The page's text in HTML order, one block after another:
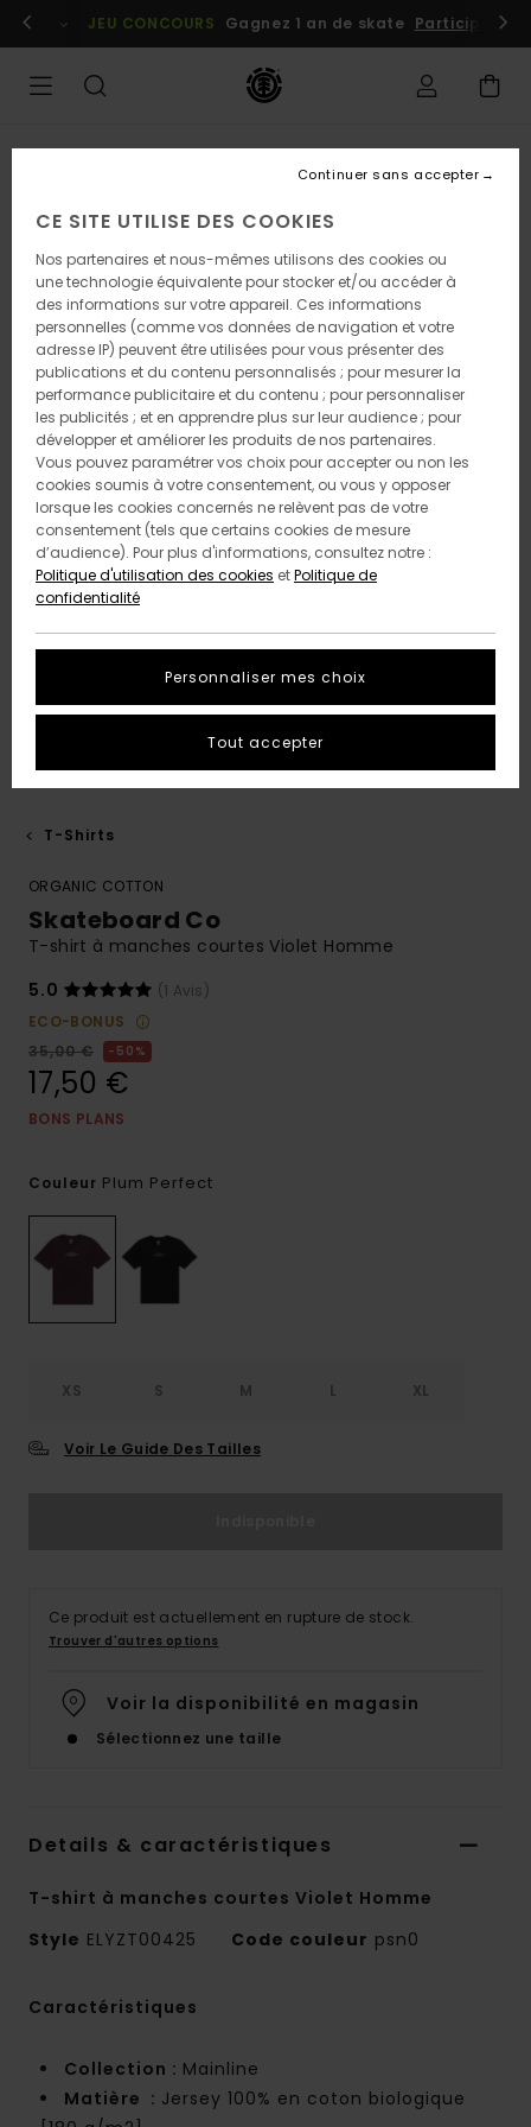
l'information
Se connecter / s'inscrire
JEU CONCOURS Gagnez 1 an de skate Participez
T-Shirts
ORGANIC COTTON
Skateboard Co
T-shirt à manches courtes Violet Homme
5.0
(1 Avis)
ECO-BONUS
35,00 €
50%
17,50 €
BONS PLANS
Couleur Plum Perfect
XS S M L XL
Voir Le Guide Des Tailles
Ce produit est actuellement en rupture de stock.
Trouver d'autres options
Voir la disponibilité en magasin
Sélectionnez une taille
Details & caractéristiques
T-shirt à manches courtes Violet Homme
Style ELYZT00425 Code couleur psn0
Caractéristiques
Collection : Mainline
Matière : Jersey 100% en coton biologique
CE SITE UTILISE DES COOKIES
Nos partenaires et nous-mêmes utilisons des cookies ou
une technologie équivalente pour stocker et/ou accéder à
des informations sur votre appareil. Ces informations
personnelles (comme vos données de navigation et votre
adresse IP) peuvent être utilisées pour vous présenter des
publications et du contenu personnalisés ; pour mesurer la
performance publicitaire et du contenu ; pour personnaliser
les publicités ; et en apprendre plus sur leur audience ; pour
développer et améliorer les produits de nos partenaires.
Vous pouvez paramétrer vos choix pour accepter ou non les
cookies soumis à votre consentement, ou vous y opposer
lorsque les cookies concernés ne relèvent pas de votre
consentement (tels que certains cookies de mesure
d’audience). Pour plus d'informations, consultez notre :
Politique d'utilisation des cookies etPolitique de
confidentialité
Personnaliser mes choix
Continuer sans accepter
Tout accepter